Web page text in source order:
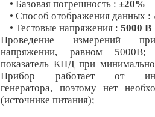
• Базовая погрешность : ±20%
• Способ отображения данных :
• Тестовые напряжения : 5000 В
Проведение измерений
напряжении, равном 5000В;
показатель КПД при
Прибор работает от
генератора, поэтому нет
(источнике питания);